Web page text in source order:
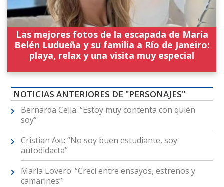
Las mejores fotos de la escapada de María
Belén Ludueña y su familia a Río de Janeiro:
playa, relax y una visita muy especial
NOTICIAS ANTERIORES DE "PERSONAJES"
Bernarda Cella: “Estoy muy contenta con quién
soy”
Cristian Axt: “No soy buen estudiante, soy
autodidacta”
María Lovero: “Crecí entre ensayos, estrenos y
camarines”